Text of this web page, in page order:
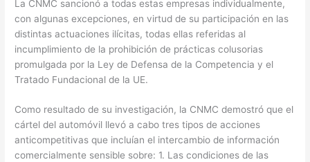
La CNMC sancionó a todas estas empresas individualmente,
con algunas excepciones, en virtud de su participación en las
distintas actuaciones ilícitas, todas ellas referidas al
incumplimiento de la prohibición de prácticas colusorias
promulgada por la Ley de Defensa de la Competencia y el
Tratado Fundacional de la UE.
Como resultado de su investigación, la CNMC demostró que el
cártel del automóvil llevó a cabo tres tipos de acciones
anticompetitivas que incluían el intercambio de información
comercialmente sensible sobre: 1. Las condiciones de las